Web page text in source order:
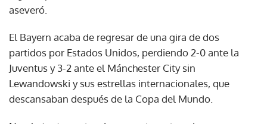
aseveró.
El Bayern acaba de regresar de una gira de dos
partidos por Estados Unidos, perdiendo 2-0 ante la
Juventus y 3-2 ante el Mánchester City sin
Lewandowski y sus estrellas internacionales, que
descansaban después de la Copa del Mundo.